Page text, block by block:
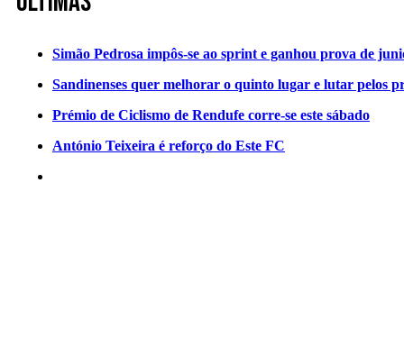
Simão Pedrosa impôs-se ao sprint e ganhou prova de
Sandinenses quer melhorar o quinto lugar e lutar pelos
Prémio de Ciclismo de Rendufe corre-se este sábado
António Teixeira é reforço do Este FC